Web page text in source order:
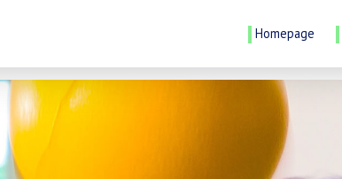
Homepage